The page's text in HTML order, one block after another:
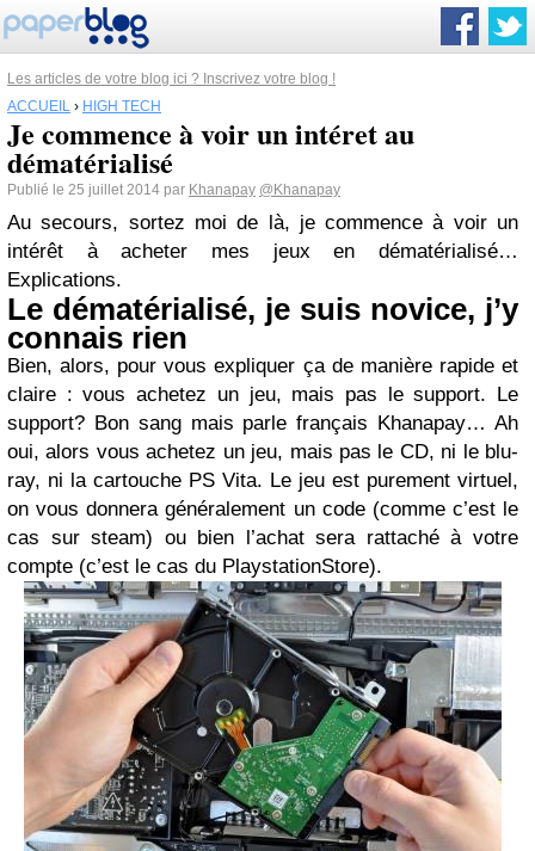
Les articles de votre blog ici ? Inscrivez votre blog !
ACCUEIL › HIGH TECH
Je commence à voir un intéret au
dématérialisé
Publié le 25 juillet 2014 par Khanapay @Khanapay
Au secours, sortez moi de là, je commence à voir un
intérêt à acheter mes jeux en dématérialisé…
Explications.
Le dématérialisé, je suis novice, j’y
connais rien
Bien, alors, pour vous expliquer ça de manière rapide et
claire : vous achetez un jeu, mais pas le support. Le
support? Bon sang mais parle français Khanapay… Ah
oui, alors vous achetez un jeu, mais pas le CD, ni le blu-
ray, ni la cartouche PS Vita. Le jeu est purement virtuel,
on vous donnera généralement un code (comme c’est le
cas sur steam) ou bien l’achat sera rattaché à votre
compte (c’est le cas du PlaystationStore).